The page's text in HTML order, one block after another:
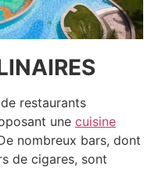
restaurants
une cuisine
nombreux bars, dont
de cigares, sont